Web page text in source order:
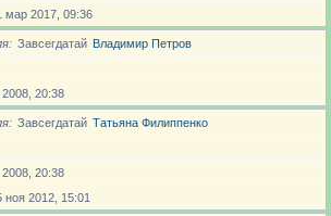
мар 2017, 09:36
Завсегдатай Владимир Петров
2008, 20:38
Завсегдатай Татьяна Филиппенко
2008, 20:38
ноя 2012, 15:01